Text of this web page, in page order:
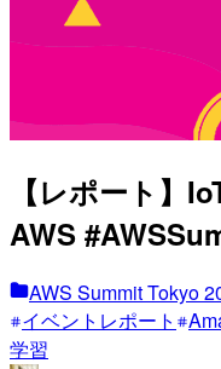
【レポート】
AWS
AWS Summit Tokyo
イベントレポート
学習